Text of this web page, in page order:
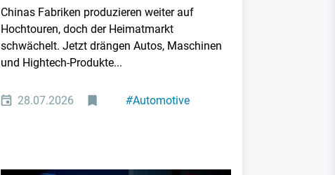
Chinas Fabriken produzieren weiter auf
Hochtouren, doch der Heimatmarkt
schwächelt. Jetzt drängen Autos, Maschinen
und Hightech-Produkte...
28.07.2026 #Automotive